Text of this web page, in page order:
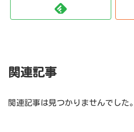
関連記事
関連記事は見つかりませんでした。